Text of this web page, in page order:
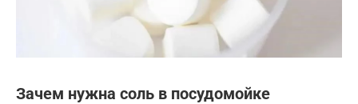
Зачем нужна соль в посудомойке